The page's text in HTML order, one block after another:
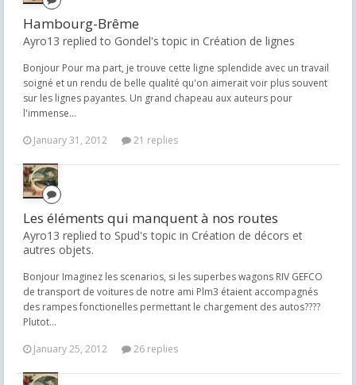
Hambourg-Brême
Ayro13 replied to Gondel's topic in Création de lignes
Bonjour Pour ma part, je trouve cette ligne splendide avec un travail
soigné et un rendu de belle qualité qu'on aimerait voir plus souvent
sur les lignes payantes. Un grand chapeau aux auteurs pour
l'immense...
January 31, 2012
21 replies
Les éléments qui manquent à nos routes
Ayro13 replied to Spud's topic in Création de décors et
autres objets.
Bonjour Imaginez les scenarios, si les superbes wagons RIV GEFCO
de transport de voitures de notre ami Plm3 étaient accompagnés
des rampes fonctionelles permettant le chargement des autos????
Plutot...
January 25, 2012
26 replies